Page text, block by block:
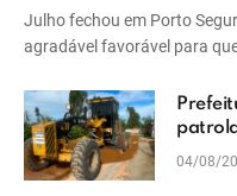
Julho fechou em Porto
agradável favorável para
Vera
04/08/